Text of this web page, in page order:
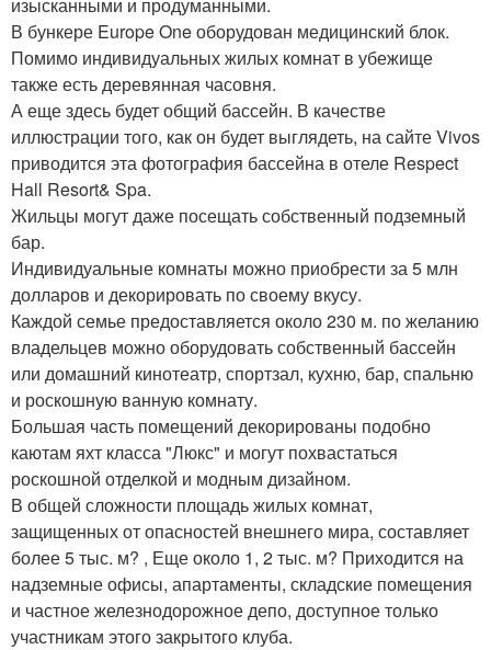
В бункере Europe One оборудован медицинский блок.
Помимо индивидуальных жилых комнат в убежище
также есть деревянная часовня.
А еще здесь будет общий бассейн. В качестве
иллюстрации того, как он будет выглядеть, на сайте Vivos
приводится эта фотография бассейна в отеле Respect
Hall Resort& Spa.
Жильцы могут даже посещать собственный подземный
бар.
Индивидуальные комнаты можно приобрести за 5 млн
долларов и декорировать по своему вкусу.
Каждой семье предоставляется около 230 м. по желанию
владельцев можно оборудовать собственный бассейн
или домашний кинотеатр, спортзал, кухню, бар, спальню
и роскошную ванную комнату.
Большая часть помещений декорированы подобно
каютам яхт класса "Люкс" и могут похвастаться
роскошной отделкой и модным дизайном.
В общей сложности площадь жилых комнат,
защищенных от опасностей внешнего мира, составляет
более 5 тыс. м? , Еще около 1, 2 тыс. м? Приходится на
надземные офисы, апартаменты, складские помещения
и частное железнодорожное депо, доступное только
участникам этого закрытого клуба.